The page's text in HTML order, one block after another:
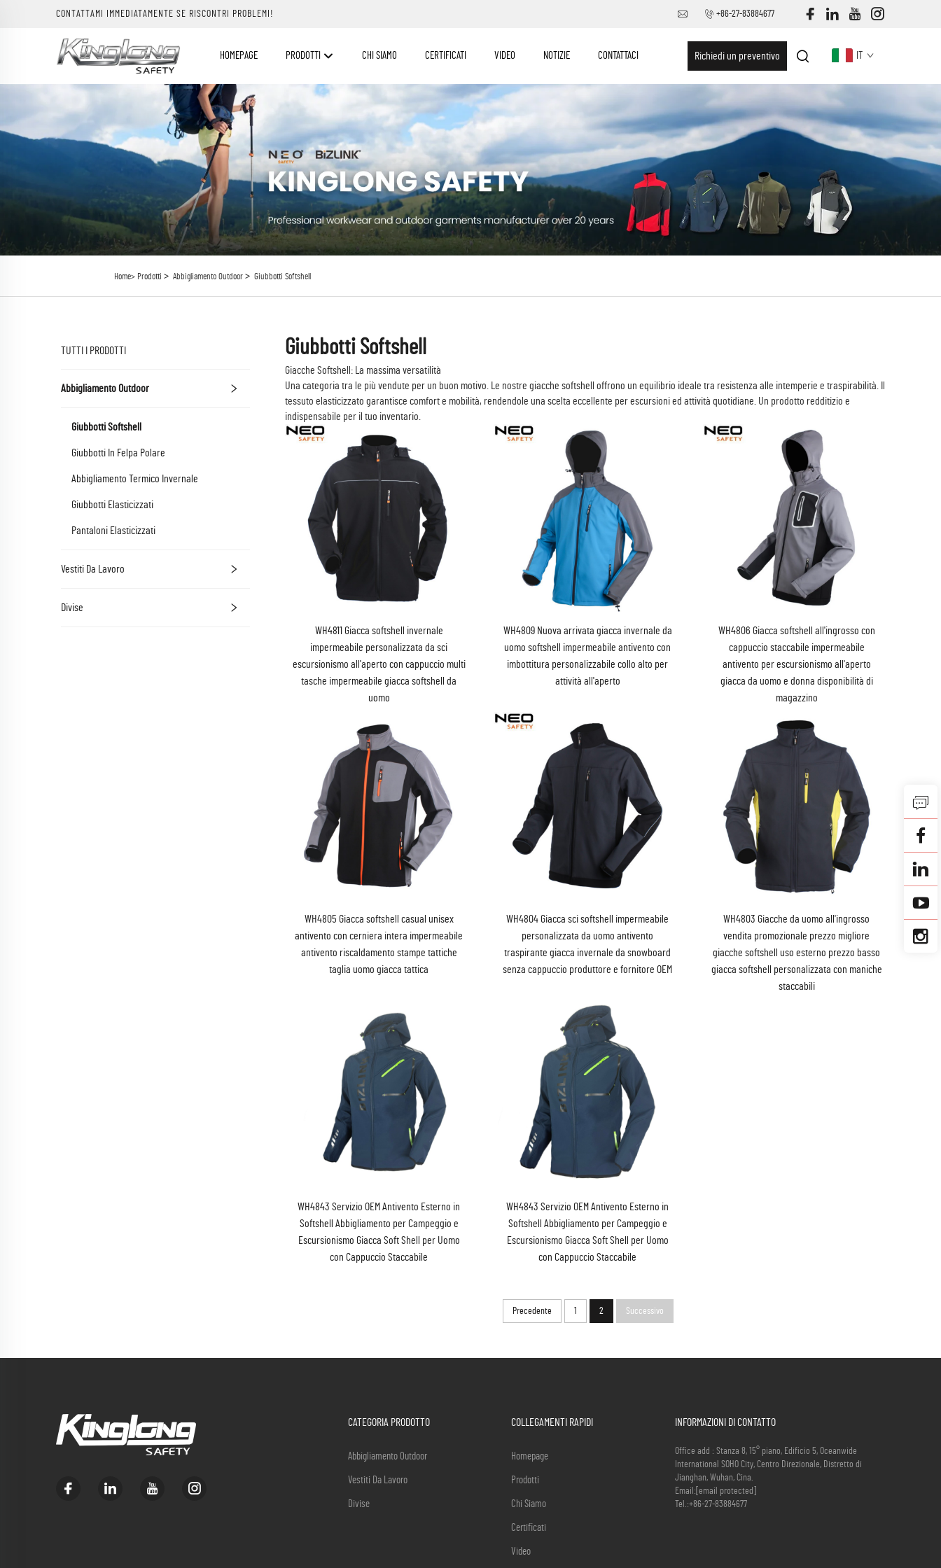
CONTATTAMI IMMEDIATAMENTE SE RISCONTRI PROBLEMI! +86-27-83884677
HOMEPAGE PRODOTTI CHI SIAMO CERTIFICATI VIDEO NOTIZIE CONTATTACI Richiedi un preventivo
Home> Prodotti > Abbigliamento Outdoor> Giubbotti Softshell
TUTTI I PRODOTTI
Abbigliamento Outdoor
Giubbotti Softshell
Giubbotti In Felpa Polare
Abbigliamento Termico Invernale
Giubbotti Elasticizzati
Pantaloni Elasticizzati
Vestiti Da Lavoro
Divise
Giubbotti Softshell
Giacche Softshell: La massima versatilità
Una categoria tra le più vendute per un buon motivo. Le nostre giacche softshell offrono un equilibrio ideale tra resistenza alle intemperie e traspirabilità. Il
tessuto elasticizzato garantisce comfort e mobilità, rendendole una scelta eccellente per escursioni ed attività quotidiane. Un prodotto redditizio e
indispensabile per il tuo inventario.
WH4811 Giacca softshell invernale
impermeabile personalizzata da sci
escursionismo all'aperto con cappuccio multi
tasche impermeabile giacca softshell da
uomo
WH4809 Nuova arrivata giacca invernale da
uomo softshell impermeabile antivento con
imbottitura personalizzabile collo alto per
attività all'aperto
WH4806 Giacca softshell all'ingrosso con
cappuccio staccabile impermeabile
antivento per escursionismo all'aperto
giacca da uomo e donna disponibilità di
magazzino
WH4805 Giacca softshell casual unisex
antivento con cerniera intera impermeabile
antivento riscaldamento stampe tattiche
taglia uomo giacca tattica
WH4804 Giacca sci softshell impermeabile
personalizzata da uomo antivento
traspirante giacca invernale da snowboard
senza cappuccio produttore e fornitore OEM
WH4803 Giacche da uomo all'ingrosso
vendita promozionale prezzo migliore
giacche softshell uso esterno prezzo basso
giacca softshell personalizzata con maniche
staccabili
WH4843 Servizio OEM Antivento Esterno in
Softshell Abbigliamento per Campeggio e
Escursionismo Giacca Soft Shell per Uomo
con Cappuccio Staccabile
WH4843 Servizio OEM Antivento Esterno in
Softshell Abbigliamento per Campeggio e
Escursionismo Giacca Soft Shell per Uomo
con Cappuccio Staccabile
Precedente 1 2 Successivo
CATEGORIA PRODOTTO
Abbigliamento Outdoor
Vestiti Da Lavoro
Divise
COLLEGAMENTI RAPIDI
Homepage
Prodotti
Chi Siamo
Certificati
Video
INFORMAZIONI DI CONTATTO
Office add : Stanza 8, 15° piano, Edificio 5, Oceanwide
International SOHO City, Centro Direzionale, Distretto di
Jianghan, Wuhan, Cina.
Email: [email protected]
Tel.:+86-27-83884677